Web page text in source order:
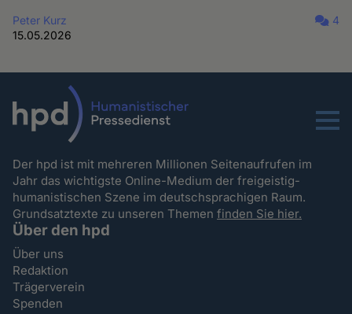
Peter Kurz
15.05.2026
4
Menu
Der hpd ist mit mehreren Millionen Seitenaufrufen im
Jahr das wichtigste Online-Medium der freigeistig-
humanistischen Szene im deutschsprachigen Raum.
Grundsatztexte zu unseren Themenfinden Sie hier.
Über den hpd
Über uns
Redaktion
Trägerverein
Spenden